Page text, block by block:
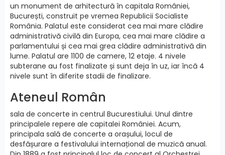
un monument de arhitectură în capitala României,
București, construit pe vremea Republicii Socialiste
România. Palatul este considerat cea mai mare clădire
administrativă civilă din Europa, cea mai mare clădire a
parlamentului și cea mai grea clădire administrativă din
lume. Palatul are 1100 de camere, 12 etaje. 4 nivele
subterane au fost finalizate și sunt deja în uz, iar încă 4
nivele sunt în diferite stadii de finalizare.
Ateneul Român
sala de concerte in centrul Bucurestiului. Unul dintre
principalele repere ale capitalei României. Acum,
principala sală de concerte a orașului, locul de
desfășurare a festivalului internațional de muzică anual.